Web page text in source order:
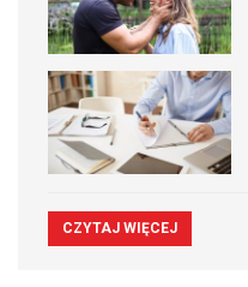
CZYTAJ WIĘCEJ